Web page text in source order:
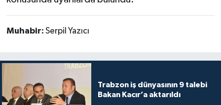
Muhabir: Serpil Yazıcı
Trabzon iş dünyasının 9 talebi
Bakan Kacır’a aktarıldı